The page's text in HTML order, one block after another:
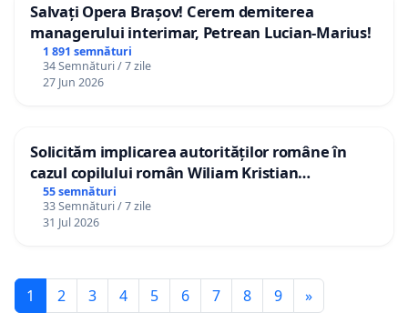
Salvați Opera Brașov! Cerem demiterea
managerului interimar, Petrean Lucian-Marius!
1 891 semnături
34 Semnături / 7 zile
27 Jun 2026
Solicităm implicarea autorităților române în
cazul copilului român Wiliam Kristian
Gheorghe, aflat în plasament în Danemarca de
12 ani
55 semnături
33 Semnături / 7 zile
31 Jul 2026
1 2 3 4 5 6 7 8 9 »